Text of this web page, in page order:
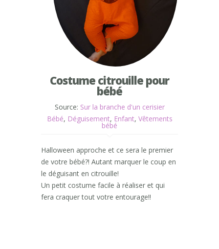
Costume citrouille pour
bébé
Source: Sur la branche d'un cerisier
Bébé, Déguisement, Enfant, Vêtements
bébé
Halloween approche et ce sera le premier
de votre bébé?! Autant marquer le coup en
le déguisant en citrouille!
Un petit costume facile à réaliser et qui
fera craquer tout votre entourage!!